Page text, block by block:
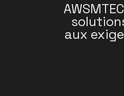
aux